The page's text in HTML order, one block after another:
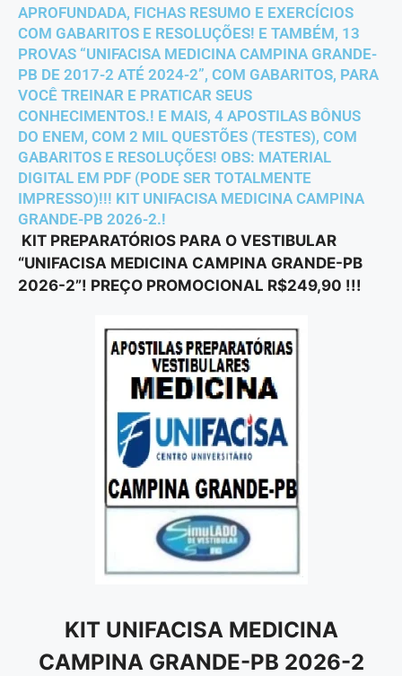
APROFUNDADA, FICHAS RESUMO E EXERCÍCIOS
COM GABARITOS E RESOLUÇÕES! E TAMBÉM, 13
PROVAS “UNIFACISA MEDICINA CAMPINA GRANDE-
PB DE 2017-2 ATÉ 2024-2”, COM GABARITOS, PARA
VOCÊ TREINAR E PRATICAR SEUS
CONHECIMENTOS.! E MAIS, 4 APOSTILAS BÔNUS
DO ENEM, COM 2 MIL QUESTÕES (TESTES), COM
GABARITOS E RESOLUÇÕES! OBS: MATERIAL
DIGITAL EM PDF (PODE SER TOTALMENTE
IMPRESSO)!!! KIT UNIFACISA MEDICINA CAMPINA
GRANDE-PB 2026-2.!
KIT PREPARATÓRIOS PARA O VESTIBULAR
“UNIFACISA MEDICINA CAMPINA GRANDE-PB
2026-2”! PREÇO PROMOCIONAL R$249,90 !!!
KIT UNIFACISA MEDICINA
CAMPINA GRANDE-PB 2026-2